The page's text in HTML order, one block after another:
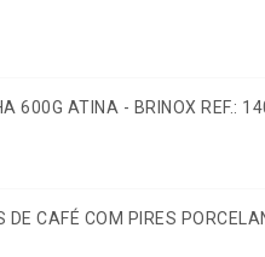
600G ATINA - BRINOX REF.:
CAFÉ COM PIRES